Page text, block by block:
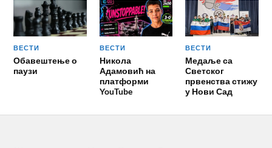
ВЕСТИ
Обавештење о
паузи
ВЕСТИ
Никола
Адамовић на
платформи
YouTube
ВЕСТИ
Медаље са
Светског
првенства стижу
у Нови Сад